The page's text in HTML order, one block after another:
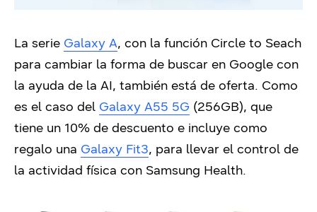
La serie Galaxy A, con la función Circle to Seach
para cambiar la forma de buscar en Google con
la ayuda de la AI, también está de oferta. Como
es el caso del Galaxy A55 5G (256GB), que
tiene un 10% de descuento e incluye como
regalo una Galaxy Fit3, para llevar el control de
la actividad física con Samsung Health.